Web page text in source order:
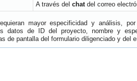
A través del chatdel correo
mayor especificidad y análisis,
datos de ID del proyecto, nombre y
de pantalla del formulario diligenciado y del